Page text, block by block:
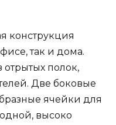
конструкция
так и дома.
отрытых полок,
Две боковые
ячейки для
высоко